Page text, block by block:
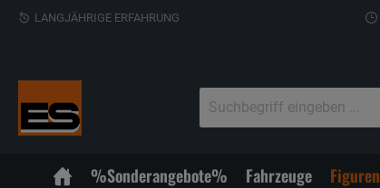
LANGJÄHRIGE ERFAHRUNG
%Sonderangebote% Fahrzeuge Figuren